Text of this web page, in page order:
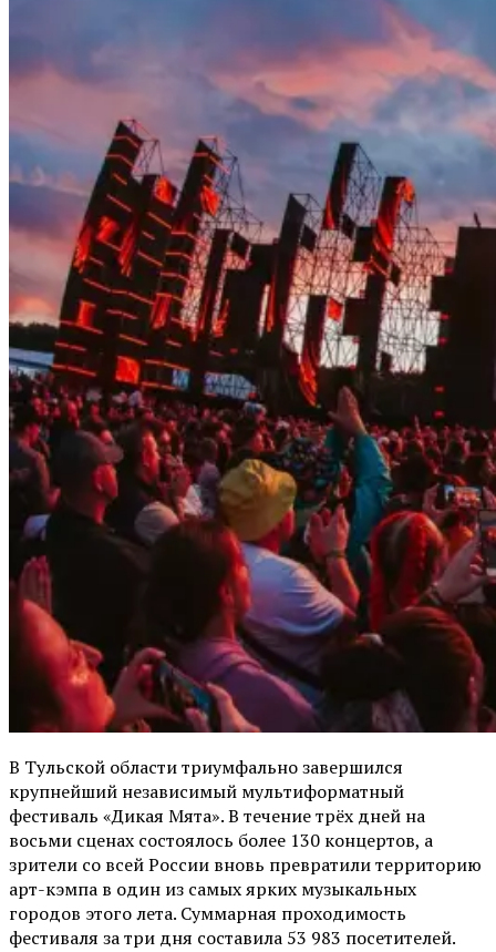
В Тульской области триумфально завершился
крупнейший независимый мультиформатный
фестиваль «Дикая Мята». В течение трёх дней на
восьми сценах состоялось более 130 концертов, а
зрители со всей России вновь превратили территорию
арт-кэмпа в один из самых ярких музыкальных
городов этого лета. Суммарная проходимость
фестиваля за три дня составила 53 983 посетителей.